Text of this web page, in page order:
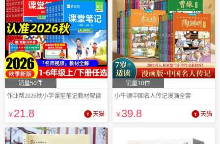
销量50件
作业帮2026秋小学课堂笔记教材解读
¥21.8 天猫
销量10件
小牛顿中国名人传记漫画全套
¥39.8 天猫